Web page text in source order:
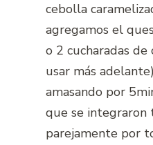
cebolla
agregamos el
o 2 cucharadas
usar más
amasando por
que se integraron
parejamente por